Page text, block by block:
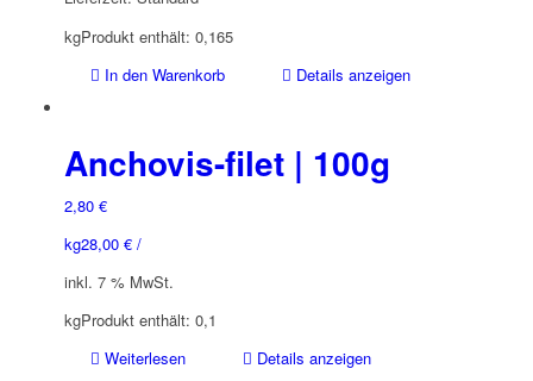
Produkt enthält: 0,165
kg
In den Warenkorb
Details anzeigen
Anchovis-filet | 100g
2,80 €
28,00 €/
kg
inkl. 7 % MwSt.
Produkt enthält: 0,1
kg
Weiterlesen
Details anzeigen